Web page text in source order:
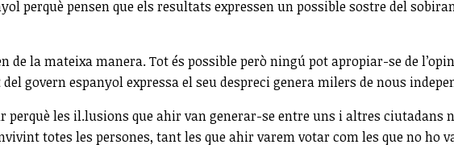
perquè pensen que els resultats expressen un possible sostre del
de la mateixa manera. Tot és possible però ningú pot apropiar-se de
govern espanyol expressa el seu despreci genera milers de nous
perquè les il.lusions que ahir van generar-se entre uns i altres ciutadans
totes les persones, tant les que ahir varem votar com les que no ho